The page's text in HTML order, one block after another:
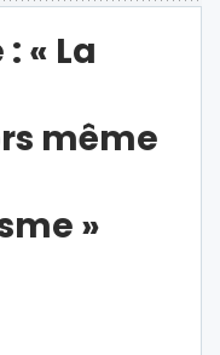
« La
même
»